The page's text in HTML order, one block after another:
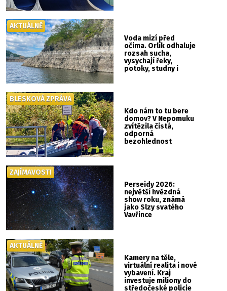
Voda mizí před
očima. Orlík odhaluje
rozsah sucha,
vysychají řeky,
potoky, studny i
AKTUÁLNĚ
Kdo nám to tu bere
domov? V Nepomuku
zvítězila čistá,
odporná
bezohlednost
BLESKOVÁ ZPRÁVA
Perseidy 2026:
největší hvězdná
show roku, známá
jako Slzy svatého
Vavřince
ZAJÍMAVOSTI
Kamery na těle,
virtuální realita i nové
vybavení. Kraj
investuje miliony do
středočeské policie
AKTUÁLNĚ